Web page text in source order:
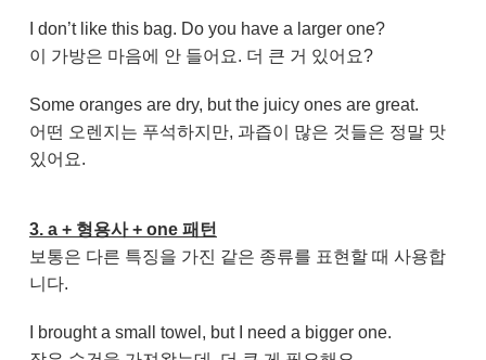
I don’t like this bag. Do you have a larger one?
이 가방은 마음에 안 들어요. 더 큰 거 있어요?
Some oranges are dry, but the juicy ones are great.
어떤 오렌지는 푸석하지만, 과즙이 많은 것들은 정말 맛
있어요.
3. a + 형용사 + one 패턴
보통은 다른 특징을 가진 같은 종류를 표현할 때 사용합
니다.
I brought a small towel, but I need a bigger one.